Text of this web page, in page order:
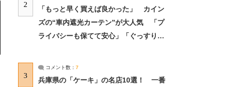
2
「もっと早く買えば良かった」 カイン
ズの“車内遮光カーテン”が大人気 「プ
ライバシーも保てて安心」「ぐっすり眠
3
コメント数： 7
兵庫県の「ケーキ」の名店10選！ 一番